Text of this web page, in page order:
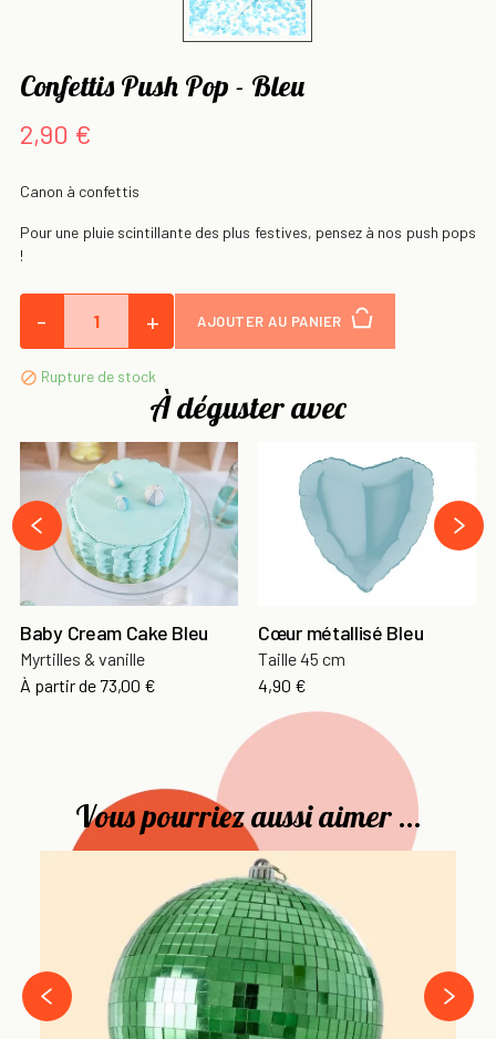
Confettis Push Pop - Bleu
2,90 €
Canon à confettis
Pour une pluie scintillante des plus festives, pensez à nos push pops
!
- + AJOUTER AU PANIER
 Rupture de stock
À déguster avec
Baby Cream Cake Bleu
Myrtilles & vanille
À partir de 73,00 €
Cœur métallisé Bleu
Taille 45 cm
4,90 €
‹
›
Vous pourriez aussi aimer ...
‹
›